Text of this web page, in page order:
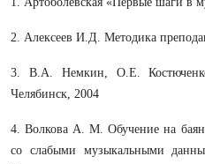
2. Алексеев И.Д. Методика
3. В.А. Немкин, О.Е.
Челябинск, 2004
4. Волкова А. М. Обучение на
со слабыми музыкальными